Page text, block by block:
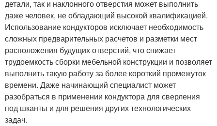
детали, так и наклонного отверстия может выполнить
даже человек, не обладающий высокой квалификацией.
Использование кондукторов исключает необходимость
сложных предварительных расчетов и разметки мест
расположения будущих отверстий, что снижает
трудоемкость сборки мебельной конструкции и позволяет
выполнить такую работу за более короткий промежуток
времени. Даже начинающий специалист может
разобраться в применении кондуктора для сверления
под шканты и для решения других технологических
задач.